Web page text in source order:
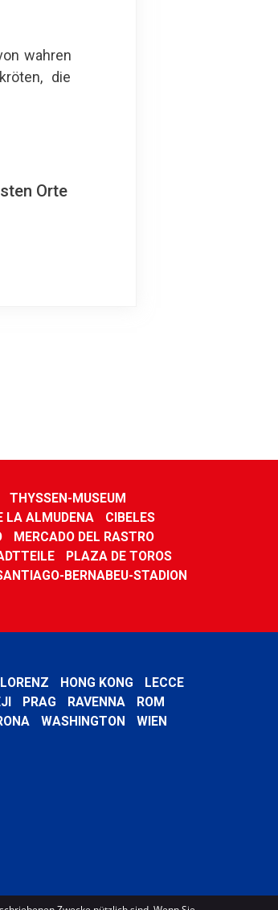
wahren
die
Orte
THYSSEN-MUSEUM
LA ALMUDENA
CIBELES
MERCADO DEL RASTRO
PLAZA DE TOROS
BERNABEU-STADION
HONG KONG
LECCE
PRAG RAVENNA
ROM
WASHINGTON WIEN